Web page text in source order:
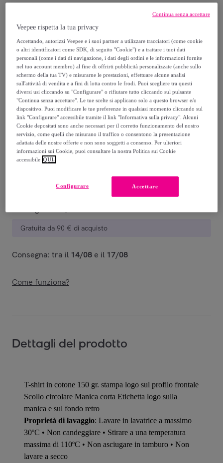
T-shirt SURFLIFE 100% cotone blu chiaro
13,40 €
38,00 €
-64%
Guida alle taglie
Venduto daHot Buttered
Consegna
Gratuita da 90 € di acquisto
Consegna: tra il 14/08 e il 17/08
Come funziona?
Dettagli del prodotto
T-shirt in cotone 150 gr. stampa logo sul profilo frontale
Scollo circolare Manica corta Etichetta logo sulla
manica e sul fondo retro
Proprietà di lavaggio: Lavare in lavatrice a massimo
30ºC • Non candeggiare • Stirare a una temperatura
massima di 110ºC • Non asciugare in tamburo • Non
lavare a secco
Veepee rispetta la tua privacy
Accettando, autorizzi Veepee e i suoi partner a utilizzare tracciatori (come cookie
o altri identificatori come SDK, di seguito "Cookie") e a trattare i tuoi dati
personali (come i dati di navigazione, i dati degli ordini e le informazioni fornite
nel tuo account membro) al fine di offrirti pubblicità personalizzate (anche sullo
schermo della tua TV) e misurarne le prestazioni, effettuare alcune analisi
sull'attività di vendita e a fini di lotta contro le frodi. Puoi scegliere tra questi
diversi usi cliccando su "Configurare" o rifiutare tutto cliccando sul pulsante
"Continua senza accettare". Le tue scelte si applicano solo a questo browser e/o
dispositivo. Puoi modificare le tue preferenze in qualsiasi momento cliccando sul
link "Configurare" accessibile tramite il link "Informativa sulla privacy". Alcuni
Cookie depositati sono anche necessari per il corretto funzionamento del nostro
servizio, come quelli che misurano il traffico o consentono la presentazione
adattata delle nostre offerte e non sono soggetti a consenso. Per ulteriori
informazioni sui Cookie, puoi consultare la nostra Politica sui Cookie
accessibile QUI.
Accettare
Configurare
Continua senza accettare